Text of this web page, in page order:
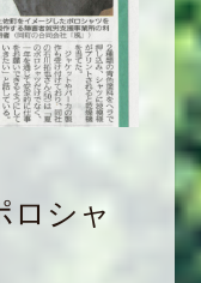
ロシャ